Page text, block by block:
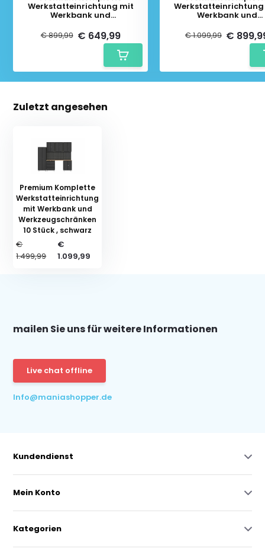
Werkstatteinrichtung mit
Werkbank und
schwarz
€ 899,99 € 649,99
Werkbank und
schwarz
€ 1.099,99 €
Zuletzt angesehen
Premium Komplette
Werkstatteinrichtung
mit Werkbank und
Werkzeugschränken
10 Stück , schwarz
€
1.499,99
€
1.099,99
mailen Sie uns für weitere Informationen
Live chat offline
Info@maniashopper.de
Kundendienst
Mein Konto
Kategorien